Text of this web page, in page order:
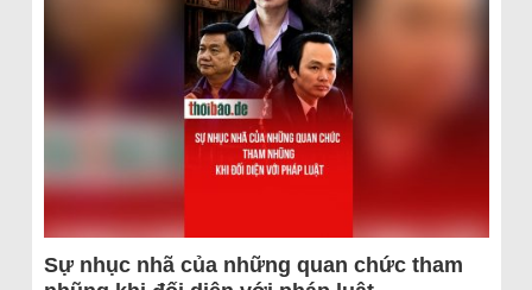
Sự nhục nhã của những quan chức tham